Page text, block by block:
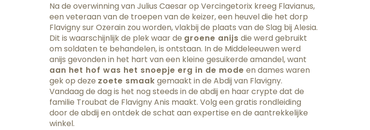
Na de overwinning van Julius Caesar op Vercingetorix kreeg Flavianus,
een veteraan van de troepen van de keizer, een heuvel die het dorp
Flavigny sur Ozerain zou worden, vlakbij de plaats van de Slag bij Alesia.
Dit is waarschijnlijk de plek waar de groene anijs die werd gebruikt
om soldaten te behandelen, is ontstaan. In de Middeleeuwen werd
anijs gevonden in het hart van een kleine gesuikerde amandel, want
aan het hof was het snoepje erg in de mode en dames waren
gek op deze zoete smaak gemaakt in de Abdij van Flavigny.
Vandaag de dag is het nog steeds in de abdij en haar crypte dat de
familie Troubat de Flavigny Anis maakt. Volg een gratis rondleiding
door de abdij en ontdek de schat aan expertise en de aantrekkelijke
winkel.